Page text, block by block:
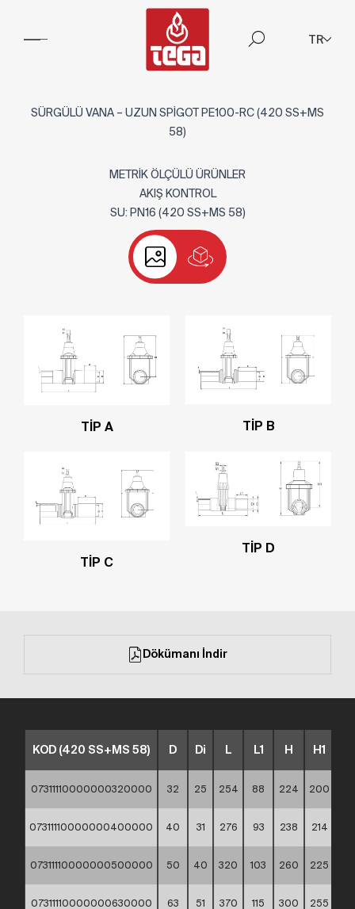
TR
SÜRGÜLÜ VANA – UZUN SPİGOT PE100-RC (420 SS+MS
58)
METRİK ÖLÇÜLÜ ÜRÜNLER
AKIŞ KONTROL
SU: PN16 (420 SS+MS 58)
TİP A TİP B
TİP C
TİP D
Dökümanı İndir
KOD (420 SS+MS 58) D Di L L1 H H1
07311110000000320000 32 25 254 88 224 200
07311110000000400000 40 31 276 93 238 214
07311110000000500000 50 40 320 103 260 225
07311110000000630000 63 51 370 115 300 255